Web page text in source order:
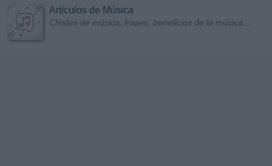
Artículos de Música
Chistes de música, frases, beneficios de la música...